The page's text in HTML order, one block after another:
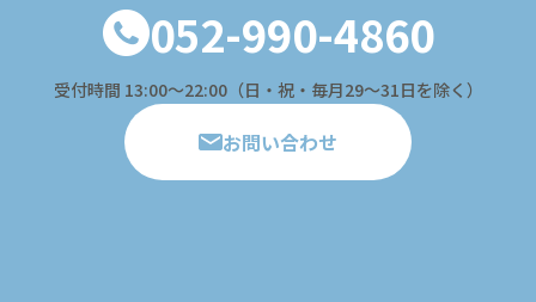
052-990-4860
受付時間 13:00〜22:00（日・祝・毎月29～31日を除く）
お問い合わせ